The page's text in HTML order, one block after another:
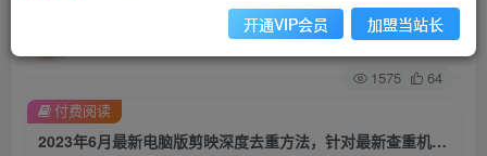
关注 私信
1575 64
2023年6月最新电脑版剪映深度去重方法，针对最新查重机制的剪辑去重
付费阅读
开通VIP会员 加盟当站长